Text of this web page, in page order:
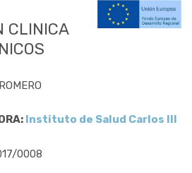
CLINICA
Instituto de Salud Carlos III
0008